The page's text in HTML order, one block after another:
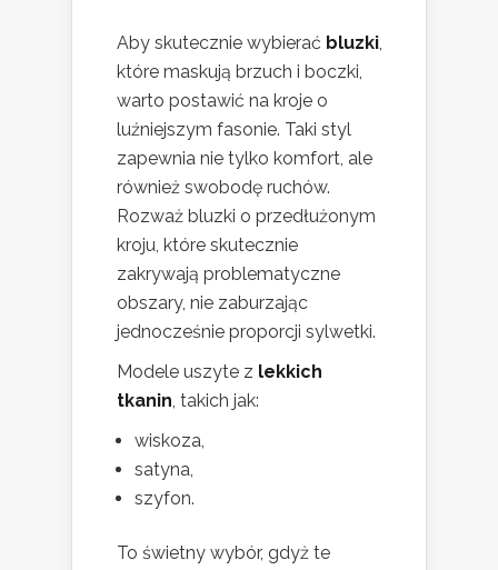
Aby skutecznie wybierać bluzki,
które maskują brzuch i boczki,
warto postawić na kroje o
luźniejszym fasonie. Taki styl
zapewnia nie tylko komfort, ale
również swobodę ruchów.
Rozważ bluzki o przedłużonym
kroju, które skutecznie
zakrywają problematyczne
obszary, nie zaburzając
jednocześnie proporcji sylwetki.
Modele uszyte z lekkich
tkanin, takich jak:
wiskoza,
satyna,
szyfon.
To świetny wybór, gdyż te